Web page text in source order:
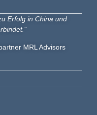
Erfolg in China und
MRL Advisors